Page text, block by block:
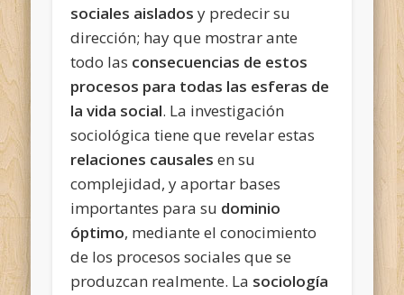
sociales aislados y predecir su
dirección; hay que mostrar ante
todo las consecuencias de estos
procesos para todas las esferas de
la vida social. La investigación
sociológica tiene que revelar estas
relaciones causales en su
complejidad, y aportar bases
importantes para su dominio
óptimo, mediante el conocimiento
de los procesos sociales que se
produzcan realmente. La sociología